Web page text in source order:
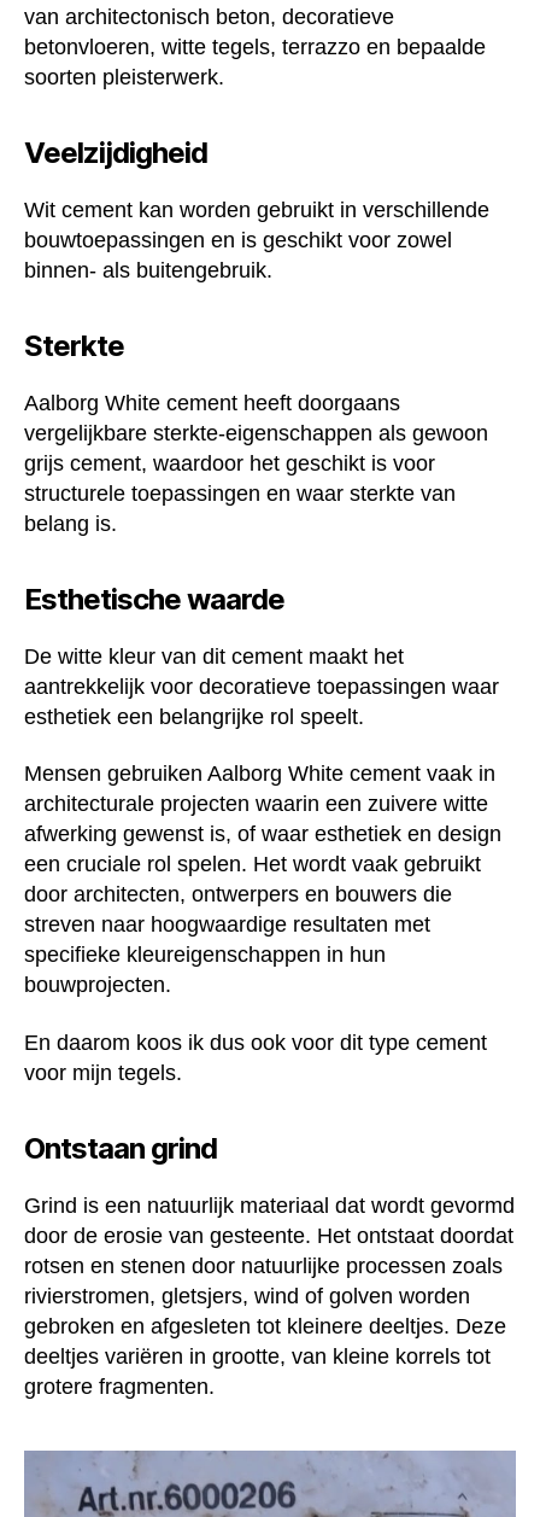
van architectonisch beton, decoratieve
betonvloeren, witte tegels, terrazzo en bepaalde
soorten pleisterwerk.
Veelzijdigheid
Wit cement kan worden gebruikt in verschillende
bouwtoepassingen en is geschikt voor zowel
binnen- als buitengebruik.
Sterkte
Aalborg White cement heeft doorgaans
vergelijkbare sterkte-eigenschappen als gewoon
grijs cement, waardoor het geschikt is voor
structurele toepassingen en waar sterkte van
belang is.
Esthetische waarde
De witte kleur van dit cement maakt het
aantrekkelijk voor decoratieve toepassingen waar
esthetiek een belangrijke rol speelt.
Mensen gebruiken Aalborg White cement vaak in
architecturale projecten waarin een zuivere witte
afwerking gewenst is, of waar esthetiek en design
een cruciale rol spelen. Het wordt vaak gebruikt
door architecten, ontwerpers en bouwers die
streven naar hoogwaardige resultaten met
specifieke kleureigenschappen in hun
bouwprojecten.
En daarom koos ik dus ook voor dit type cement
voor mijn tegels.
Ontstaan grind
Grind is een natuurlijk materiaal dat wordt gevormd
door de erosie van gesteente. Het ontstaat doordat
rotsen en stenen door natuurlijke processen zoals
rivierstromen, gletsjers, wind of golven worden
gebroken en afgesleten tot kleinere deeltjes. Deze
deeltjes variëren in grootte, van kleine korrels tot
grotere fragmenten.